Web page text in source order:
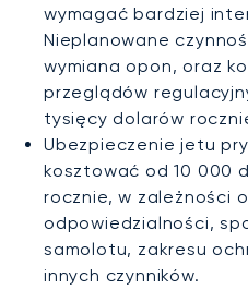
wymagać bardziej
Nieplanowane
wymiana opon, oraz
przeglądów
tysięcy dolarów
Ubezpieczenie jetu
kosztować od 10 000
rocznie, w zależności
odpowiedzialności,
samolotu, zakresu
innych czynników.